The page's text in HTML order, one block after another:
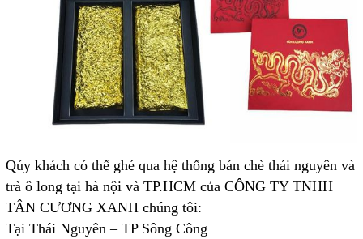
Qúy khách có thể ghé qua hệ thống bán chè thái nguyên và
trà ô long tại hà nội và TP.HCM của CÔNG TY TNHH
TÂN CƯƠNG XANH chúng tôi:
Tại Thái Nguyên – TP Sông Công